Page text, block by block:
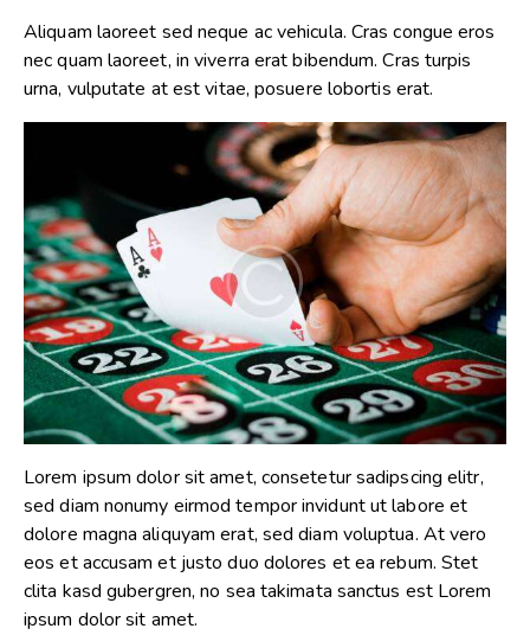
Aliquam laoreet sed neque ac vehicula. Cras congue eros
nec quam laoreet, in viverra erat bibendum. Cras turpis
urna, vulputate at est vitae, posuere lobortis erat.
Lorem ipsum dolor sit amet, consetetur sadipscing elitr,
sed diam nonumy eirmod tempor invidunt ut labore et
dolore magna aliquyam erat, sed diam voluptua. At vero
eos et accusam et justo duo dolores et ea rebum. Stet
clita kasd gubergren, no sea takimata sanctus est Lorem
ipsum dolor sit amet.